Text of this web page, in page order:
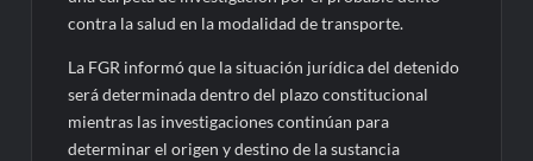
contra la salud en la modalidad de transporte.
La FGR informó que la situación jurídica del detenido
será determinada dentro del plazo constitucional
mientras las investigaciones continúan para
determinar el origen y destino de la sustancia